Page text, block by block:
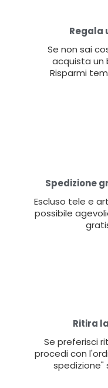
Regala
Se non sai
acquista un
Risparmi
Spedizione
Escluso tele e
possibile
Ritira
Se preferisci
procedi con
spedizione"